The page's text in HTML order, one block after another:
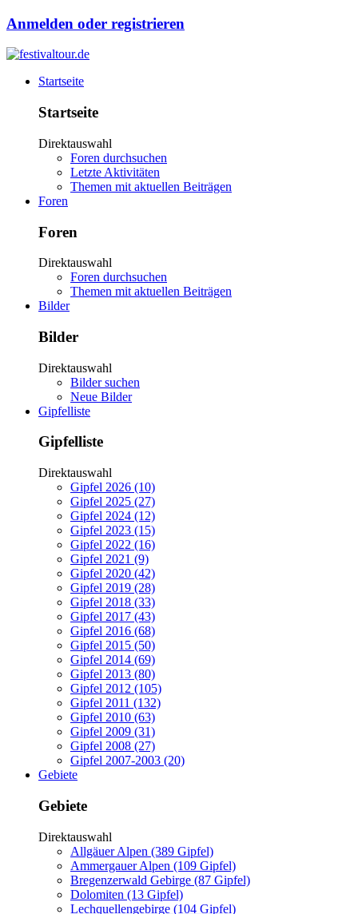
Anmelden oder registrieren
Startseite
Startseite
Direktauswahl
Foren durchsuchen
Letzte Aktivitäten
Themen mit aktuellen Beiträgen
Foren
Foren
Direktauswahl
Foren durchsuchen
Themen mit aktuellen Beiträgen
Bilder
Bilder
Direktauswahl
Bilder suchen
Neue Bilder
Gipfelliste
Gipfelliste
Direktauswahl
Gipfel 2026 (10)
Gipfel 2025 (27)
Gipfel 2024 (12)
Gipfel 2023 (15)
Gipfel 2022 (16)
Gipfel 2021 (9)
Gipfel 2020 (42)
Gipfel 2019 (28)
Gipfel 2018 (33)
Gipfel 2017 (43)
Gipfel 2016 (68)
Gipfel 2015 (50)
Gipfel 2014 (69)
Gipfel 2013 (80)
Gipfel 2012 (105)
Gipfel 2011 (132)
Gipfel 2010 (63)
Gipfel 2009 (31)
Gipfel 2008 (27)
Gipfel 2007-2003 (20)
Gebiete
Gebiete
Direktauswahl
Allgäuer Alpen (389 Gipfel)
Ammergauer Alpen (109 Gipfel)
Bregenzerwald Gebirge (87 Gipfel)
Dolomiten (13 Gipfel)
Lechquellengebirge (104 Gipfel)